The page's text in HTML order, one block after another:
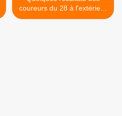
coureurs du 28 à l'extérieur
>